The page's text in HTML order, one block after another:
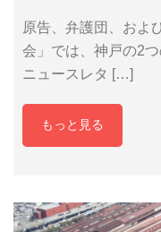
原告、弁護団、およ
会」では、神戸の2
ニュースレタ […]
もっと見る